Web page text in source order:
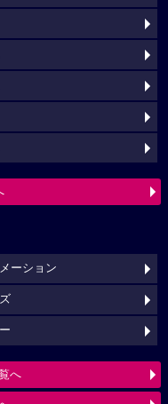
ーション
へ